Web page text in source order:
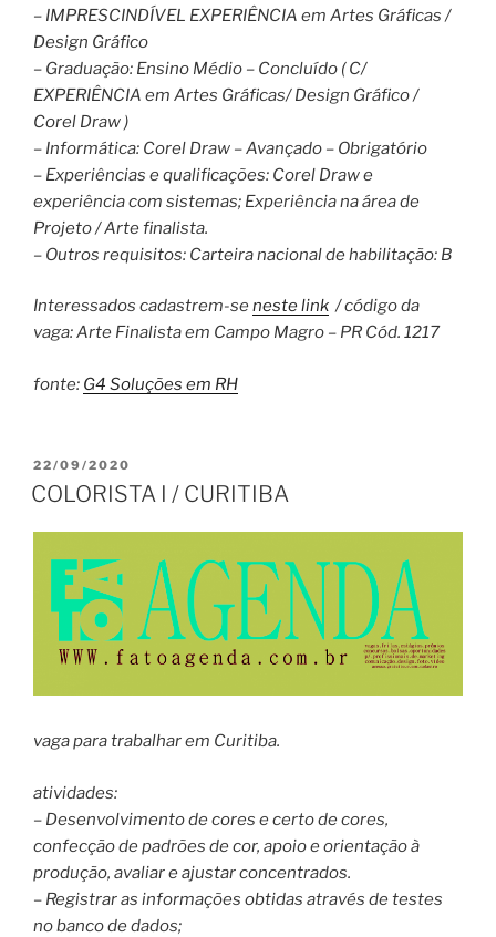
– IMPRESCINDÍVEL EXPERIÊNCIA em Artes Gráficas /
Design Gráfico
– Graduação: Ensino Médio – Concluído ( C/
EXPERIÊNCIA em Artes Gráficas/ Design Gráfico /
Corel Draw )
– Informática: Corel Draw – Avançado – Obrigatório
– Experiências e qualificações: Corel Draw e
experiência com sistemas; Experiência na área de
Projeto / Arte finalista.
– Outros requisitos: Carteira nacional de habilitação: B
Interessados cadastrem-seneste link / código da
vaga: Arte Finalista em Campo Magro – PR Cód. 1217
fonte: G4 Soluções em RH
PUBLICADO
EM
22/09/2020
COLORISTA I / CURITIBA
vaga para trabalhar em Curitiba.
atividades:
– Desenvolvimento de cores e certo de cores,
confecção de padrões de cor, apoio e orientação à
produção, avaliar e ajustar concentrados.
– Registrar as informações obtidas através de testes
no banco de dados;